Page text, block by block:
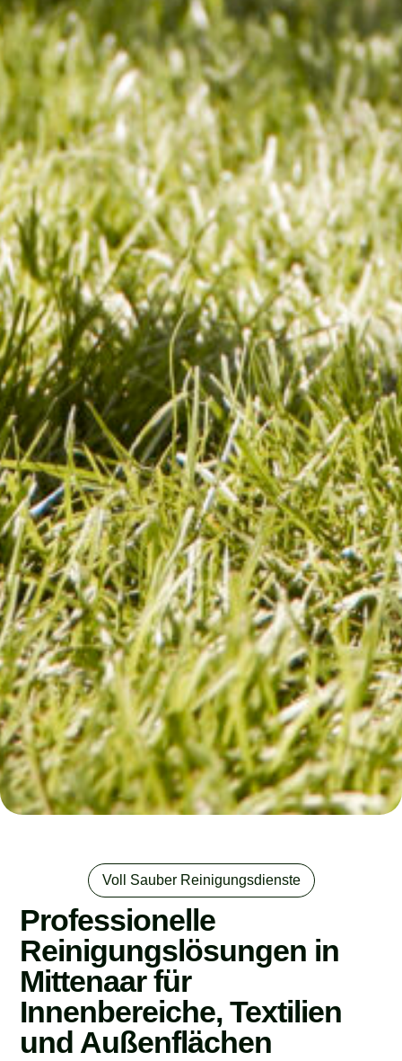
Voll Sauber Reinigungsdienste
Professionelle
Reinigungslösungen in
Mittenaar für
Innenbereiche, Textilien
und Außenflächen